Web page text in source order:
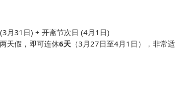
月31日) + 开斋节次日 (4月1日)
天假，即可连休6天 （3月27日至4月1日），非常适